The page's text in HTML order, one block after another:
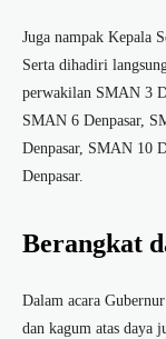
Juga nampak Kepala
Serta dihadiri
perwakilan SMAN 3
SMAN 6 Denpasar,
Denpasar, SMAN 10
Denpasar.
Berangkat
Dalam acara
dan kagum atas daya